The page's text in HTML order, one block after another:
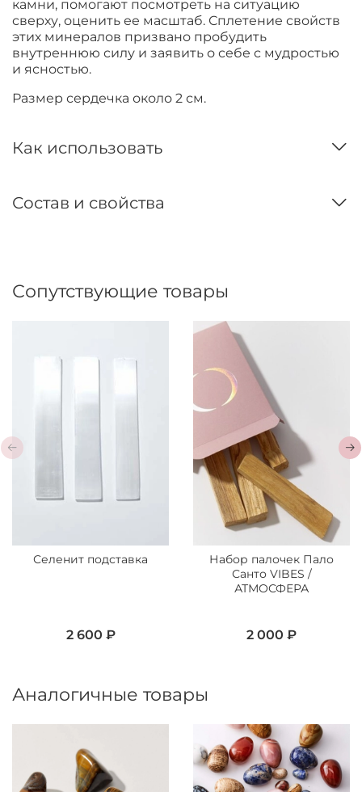
камни, помогают посмотреть на ситуацию
сверху, оценить ее масштаб. Сплетение свойств
этих минералов призвано пробудить
внутреннюю силу и заявить о себе с мудростью
и ясностью.
Размер сердечка около 2 см.
Как использовать
Состав и свойства
Сопутствующие товары
Селенит подставка
2 600 ₽
Набор палочек Пало
Санто VIBES /
АТМОСФЕРА
2 000 ₽
Аналогичные товары